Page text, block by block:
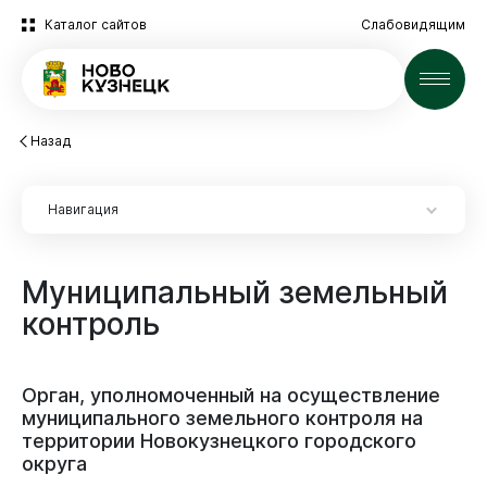
Каталог сайтов Слабовидящим
Новости
Назад
Муниципальный земельный
контроль
Навигация
Инвесторам
Инвесторам
Особая территория для инвестиций
Поддержка бизнеса
Инвестиционный проект «Дом за рубль»
Социально-экономическое развитие
Оценка эффективности деятельности органов
местного самоуправления
Прогноз социально-экономического развития города
Мониторинг
Витрина закупок
Муниципальное имущество
Муниципальное имущество
Потребительский рынок
Орган, уполномоченный на осуществление
муниципального земельного контроля на
территории Новокузнецкого городского
округа